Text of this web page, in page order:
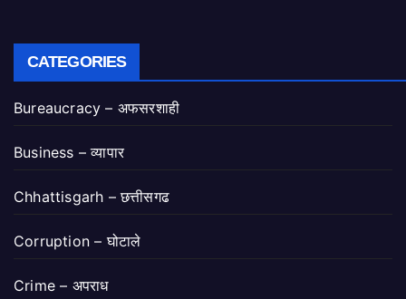
CATEGORIES
Bureaucracy – अफसरशाही
Business – व्यापार
Chhattisgarh – छत्तीसगढ
Corruption – घोटाले
Crime – अपराध